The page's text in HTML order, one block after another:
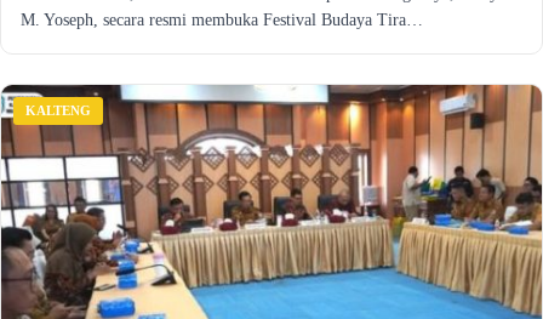
M. Yoseph, secara resmi membuka Festival Budaya Tira…
KALTENG